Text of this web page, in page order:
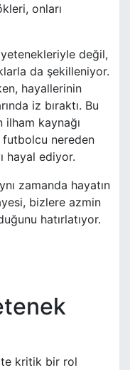
onları
değil,
da şekilleniyor.
hayallerinin
iz bıraktı. Bu
kaynağı
futbolcu nereden
hayal ediyor.
zamanda hayatın
bizlere azmin
hatırlatıyor.
kritik bir rol